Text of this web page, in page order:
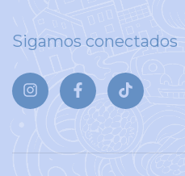
Sigamos conectados